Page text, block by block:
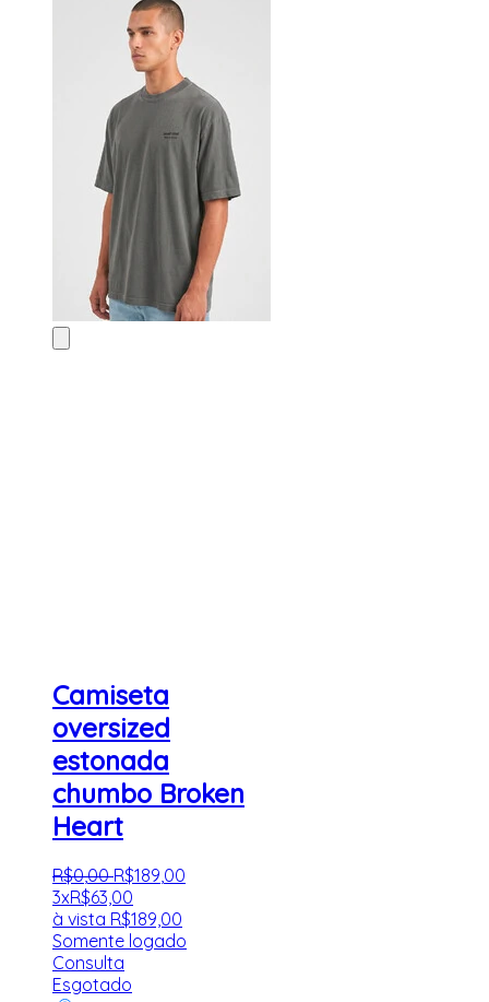
Camiseta
oversized
estonada
chumbo Broken
Heart
R$0,00 R$189,00
3xR$63,00
à vista R$189,00
Somente logado
Consulta
Esgotado